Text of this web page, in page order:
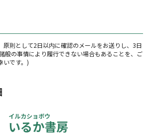
原則として2日以内に確認のメールをお送りし、3日
般の事情により履行できない場合もあることを、ご
いです。)
イルカショボウ
いるか書房